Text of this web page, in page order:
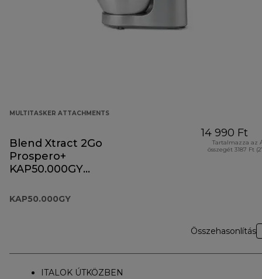
MULTITASKER ATTACHMENTS
Blend Xtract 2Go
Prospero+
KAP50.000GY
KAP50.000GY
14 990 Ft
Tartalmazza az
összegét 3187 Ft
Összehasonlítás
ITALOK ÚTKÖZBEN